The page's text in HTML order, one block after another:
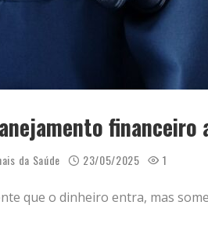
financeiro
da Saúde 23/05/2025 1
que o dinheiro entra, mas